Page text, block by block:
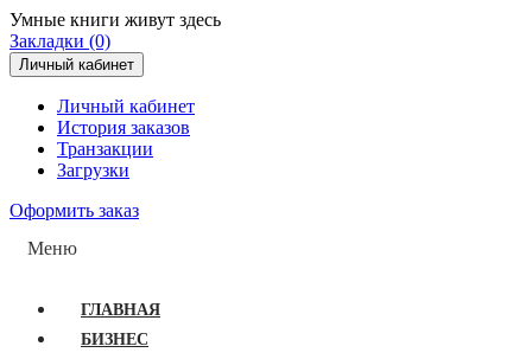
Умные книги живут здесь
Закладки (0)
Личный кабинет
Личный кабинет
История заказов
Транзакции
Загрузки
Оформить заказ
Меню
ГЛАВНАЯ
БИЗНЕС